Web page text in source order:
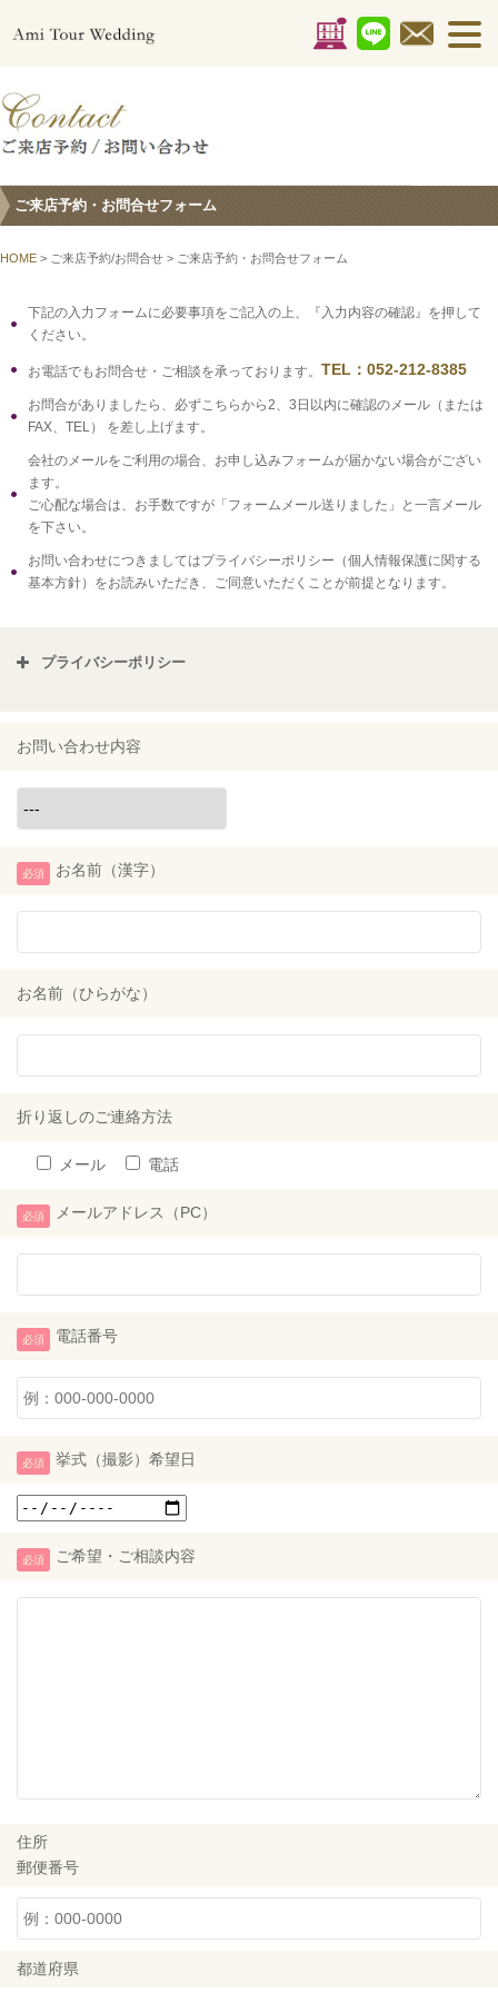
ご来店予約・お問合せフォーム
HOME > ご来店予約/お問合せ > ご来店予約・お問合せフォーム
下記の入力フォームに必要事項をご記入の上、『入力内容の確認』を押して
ください。
お電話でもお問合せ・ご相談を承っております。 TEL：052-212-8385
お問合がありましたら、必ずこちらから2、3日以内に確認のメール（または
FAX、TEL） を差し上げます。
会社のメールをご利用の場合、お申し込みフォームが届かない場合がござい
ます。
ご心配な場合は、お手数ですが「フォームメール送りました」と一言メール
を下さい。
お問い合わせにつきましてはプライバシーポリシー（個人情報保護に関する
基本方針）をお読みいただき、ご同意いただくことが前提となります。
プライバシーポリシー
お問い合わせ内容
必須 お名前（漢字）
お名前（ひらがな）
折り返しのご連絡方法
メール 電話
必須 メールアドレス（PC）
必須 電話番号
必須 挙式（撮影）希望日
必須 ご希望・ご相談内容
住所
郵便番号
都道府県